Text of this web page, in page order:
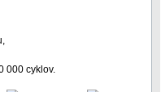
000 cyklov.